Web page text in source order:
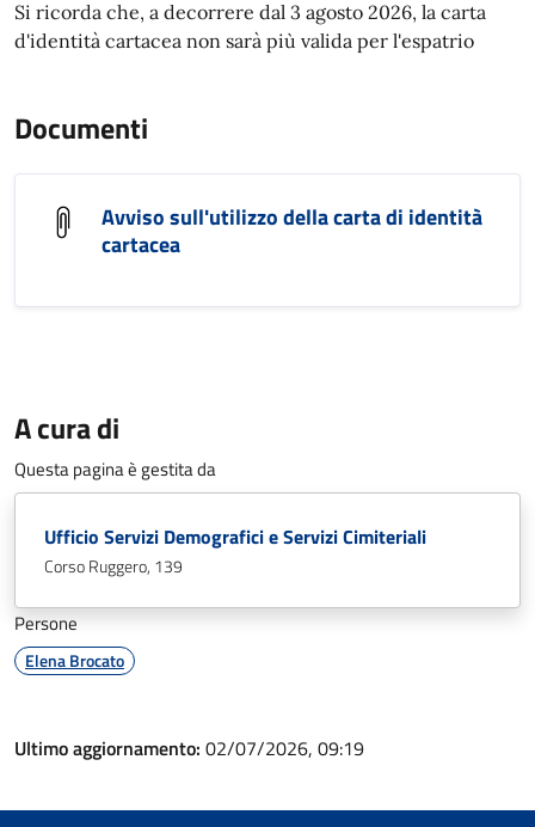
Si ricorda che, a decorrere dal 3 agosto 2026, la carta
d'identità cartacea non sarà più valida per l'espatrio
Documenti
Avviso sull'utilizzo della carta di identità
cartacea
A cura di
Questa pagina è gestita da
Ufficio Servizi Demografici e Servizi Cimiteriali
Corso Ruggero, 139
Persone
Elena Brocato
Ultimo aggiornamento: 02/07/2026, 09:19